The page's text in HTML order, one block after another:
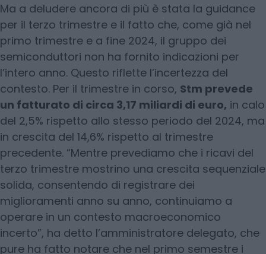
Ma a deludere ancora di più è stata la guidance
per il terzo trimestre e il fatto che, come già nel
primo trimestre e a fine 2024, il gruppo dei
semiconduttori non ha fornito indicazioni per
l’intero anno. Questo riflette l’incertezza del
contesto. Per il trimestre in corso, Stm prevede
un fatturato di circa 3,17 miliardi di euro, in calo
del 2,5% rispetto allo stesso periodo del 2024, ma
in crescita del 14,6% rispetto al trimestre
precedente. “Mentre prevediamo che i ricavi del
terzo trimestre mostrino una crescita sequenziale
solida, consentendo di registrare dei
miglioramenti anno su anno, continuiamo a
operare in un contesto macroeconomico
incerto”, ha detto l’amministratore delegato, che
pure ha fatto notare che nel primo semestre i